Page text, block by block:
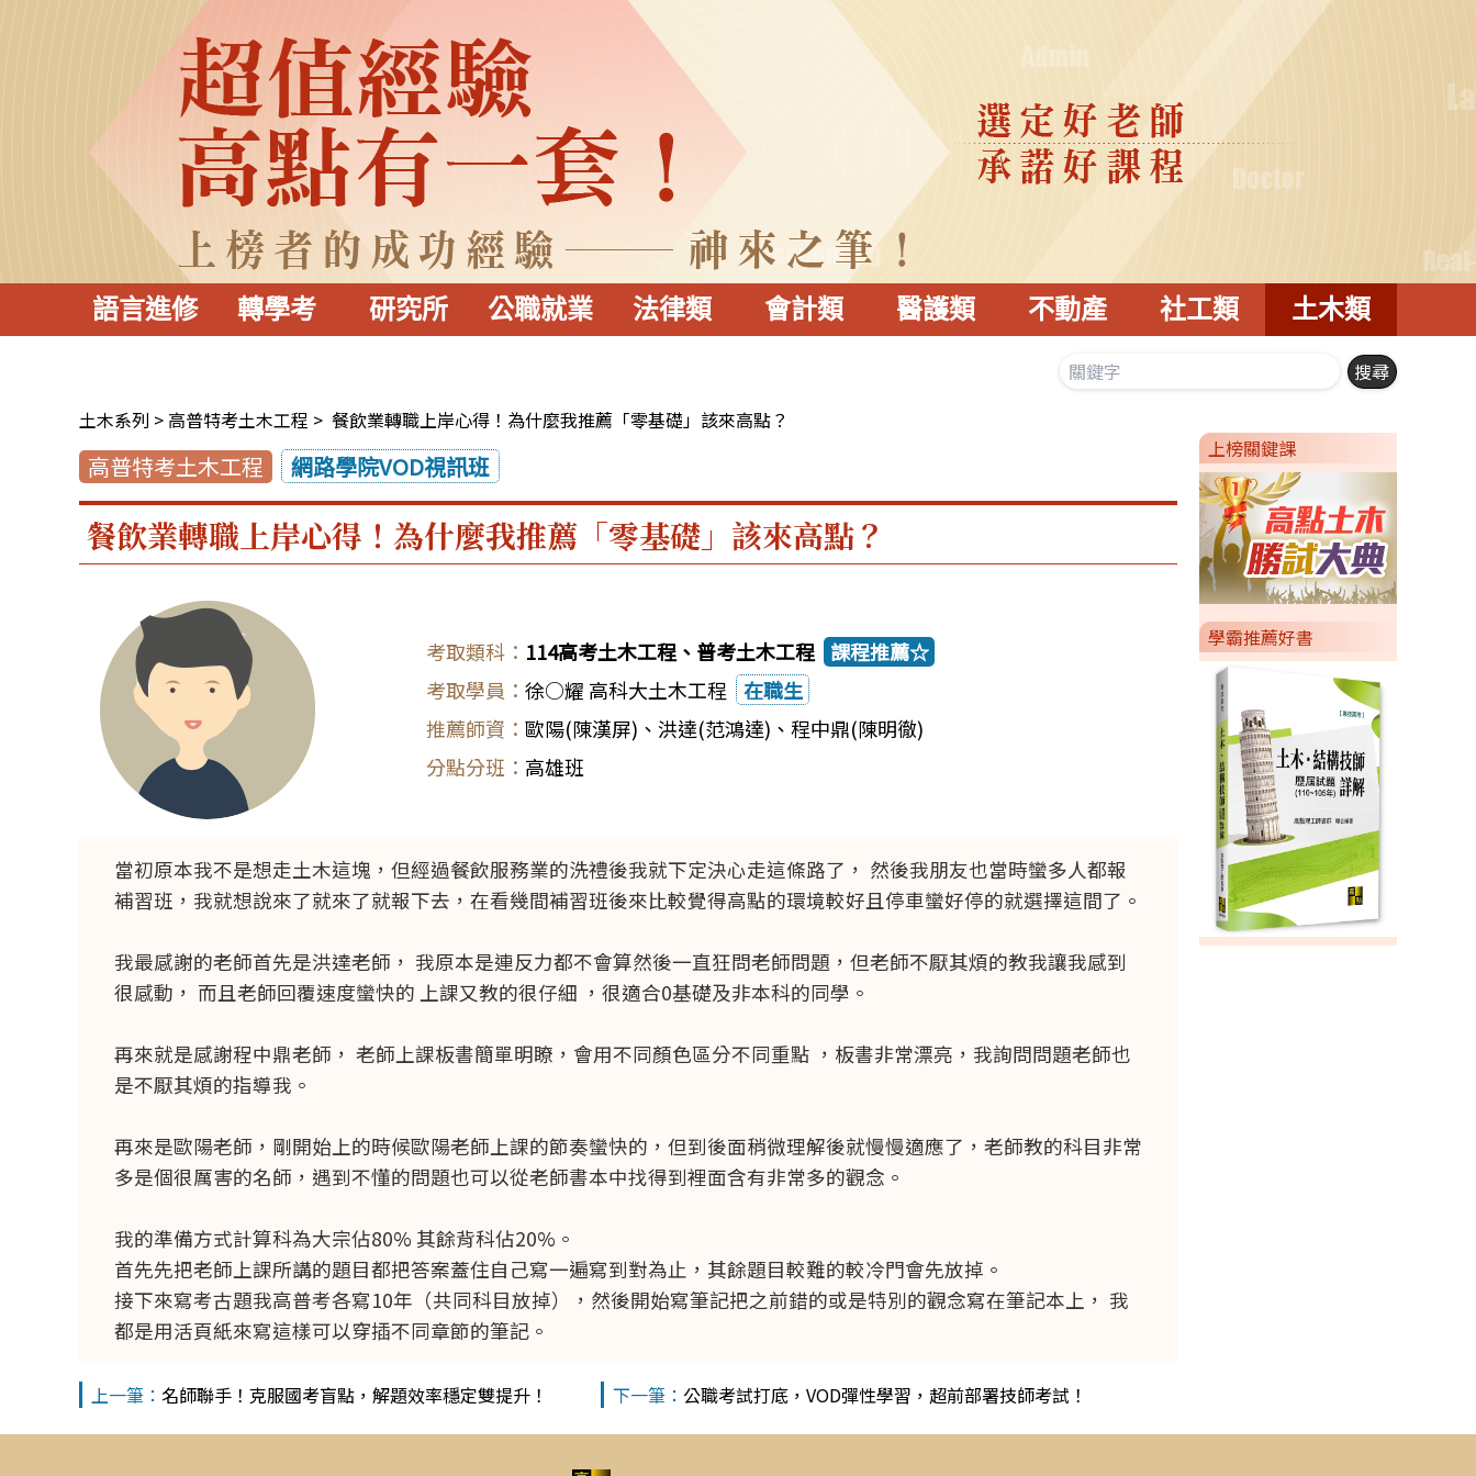
語言進修 轉學考 研究所 公職就業 法律類 會計類 醫護類 不動產 社工類 土木類
土木系列 高普特考土木工程 餐飲業轉職上岸心得！為什麼我推薦「零基礎」該來高點？
高普特考土木工程 網路學院VOD視訊班
餐飲業轉職上岸心得！為什麼我推薦「零基礎」該來高點？
114高考土木工程、普考土木工程 課程推薦☆
徐○耀 高科大土木工程
在職生
歐陽(陳漢屏) 、 洪達(范鴻達) 、 程中鼎(陳明徹)
高雄班
當初原本我不是想走土木這塊，但經過餐飲服務業的洗禮後我就下定決心走這條路了， 然後我朋友也當時蠻多人都報
補習班，我就想說來了就來了就報下去，在看幾間補習班後來比較覺得高點的環境較好且停車蠻好停的就選擇這間了。
我最感謝的老師首先是洪達老師， 我原本是連反力都不會算然後一直狂問老師問題，但老師不厭其煩的教我讓我感到
很感動， 而且老師回覆速度蠻快的 上課又教的很仔細 ，很適合0基礎及非本科的同學。
再來就是感謝程中鼎老師， 老師上課板書簡單明瞭，會用不同顏色區分不同重點 ，板書非常漂亮，我詢問問題老師也
是不厭其煩的指導我。
再來是歐陽老師，剛開始上的時候歐陽老師上課的節奏蠻快的，但到後面稍微理解後就慢慢適應了，老師教的科目非常
多是個很厲害的名師，遇到不懂的問題也可以從老師書本中找得到裡面含有非常多的觀念。
我的準備方式計算科為大宗佔80% 其餘背科佔20%。
首先先把老師上課所講的題目都把答案蓋住自己寫一遍寫到對為止，其餘題目較難的較冷門會先放掉。
接下來寫考古題我高普考各寫10年（共同科目放掉），然後開始寫筆記把之前錯的或是特別的觀念寫在筆記本上， 我
都是用活頁紙來寫這樣可以穿插不同章節的筆記。
上榜關鍵課
學霸推薦好書
名師聯手！克服國考盲點，解題效率穩定雙提升！ 公職考試打底，VOD彈性學習，超前部署技師考試！